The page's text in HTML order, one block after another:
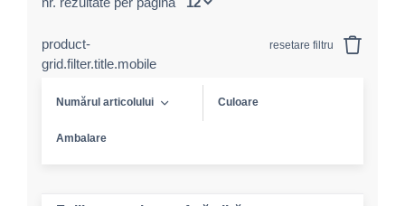
product-
grid.filter.title.mobile
resetare filtru
Numărul articolului Culoare
Ambalare